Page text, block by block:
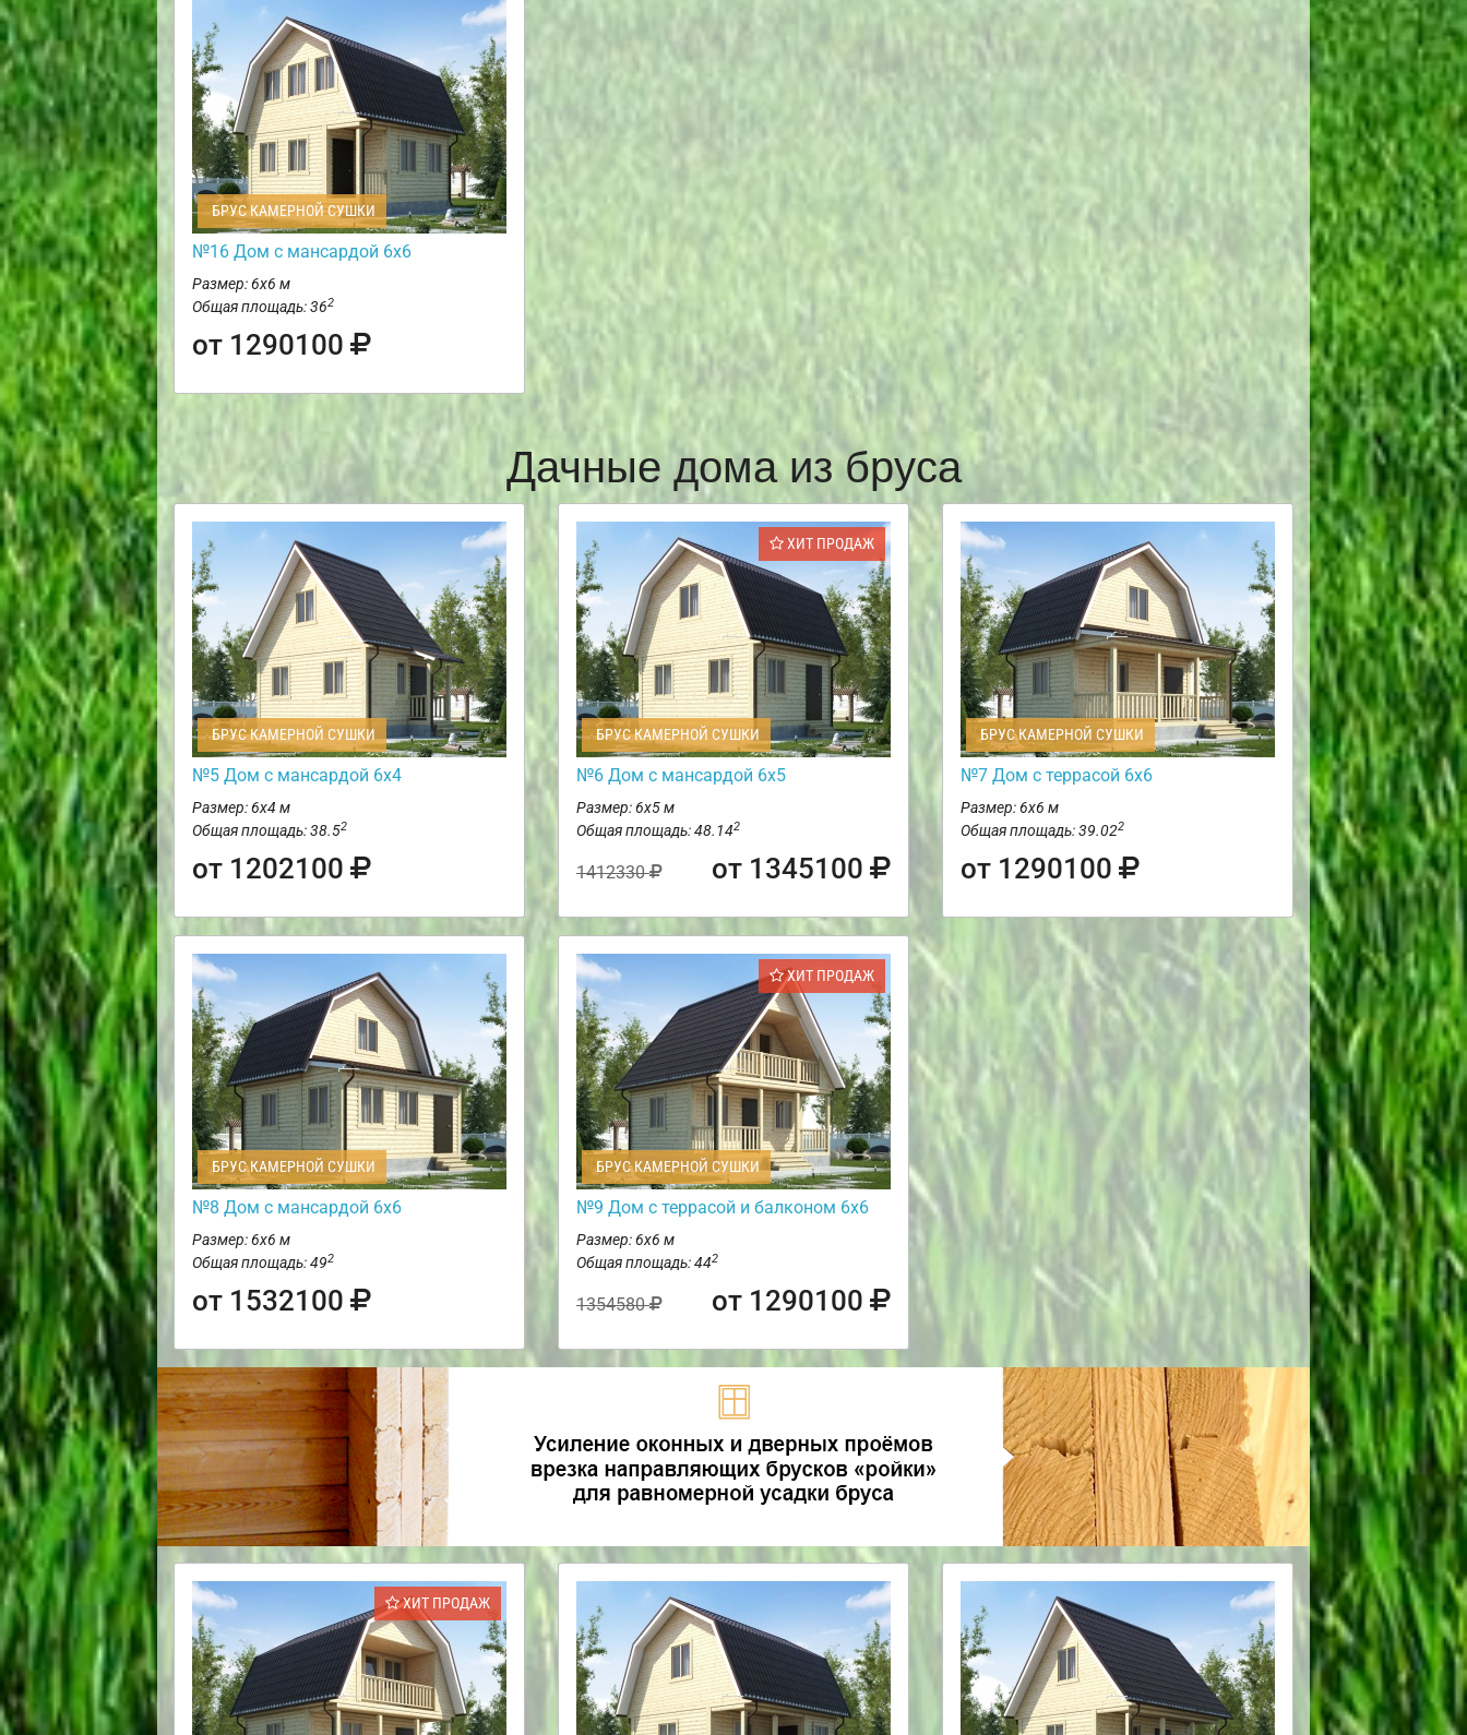
БРУС КАМЕРНОЙ СУШКИ
№16 Дом с мансардой 6х6
Размер: 6х6 м
Общая площадь: 362
от 1290100
Дачные дома из бруса
БРУС КАМЕРНОЙ СУШКИ
№5 Дом с мансардой 6х4
Размер: 6х4 м
Общая площадь: 38.52
от 1202100
ХИТ ПРОДАЖ
БРУС КАМЕРНОЙ СУШКИ
№6 Дом с мансардой 6х5
Размер: 6х5 м
Общая площадь: 48.142
1412330 от 1345100
БРУС КАМЕРНОЙ СУШКИ
№7 Дом с террасой 6х6
Размер: 6х6 м
Общая площадь: 39.022
от 1290100
БРУС КАМЕРНОЙ СУШКИ
№8 Дом с мансардой 6х6
Размер: 6х6 м
Общая площадь: 492
от 1532100
ХИТ ПРОДАЖ
БРУС КАМЕРНОЙ СУШКИ
№9 Дом с террасой и балконом 6х6
Размер: 6х6 м
Общая площадь: 442
1354580 от 1290100
ХИТ ПРОДАЖ